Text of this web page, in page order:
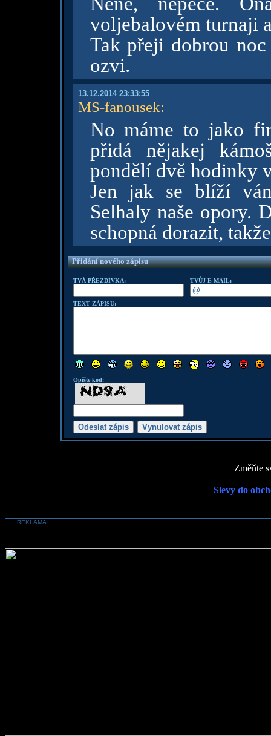
voljebalovém turnaji
Tak přeji dobrou
ozvi.
13.12.2014 23:33:55
MS-fanousek:
No máme to jako
přidá nějakej
pondělí dvě hodinky
Jen jak se blíží
Selhaly naše opory.
schopná dorazit,
Přidání nového zápisu
TVÁ PŘEZDÍVKA: TVŮJ E-MAIL:
TEXT ZÁPISU:
Opište kod:
Změňte
Slevy do
REKLAMA